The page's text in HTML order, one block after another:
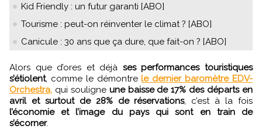
Kid Friendly : un futur garanti [ABO]
Tourisme : peut-on réinventer le climat ? [ABO]
Canicule : 30 ans que ça dure, que fait-on ? [ABO]
Alors que d’ores et déjà ses performances touristiques
s’étiolent, comme le démontrele dernier baromètre EDV-
Orchestra, qui souligne une baisse de 17% des départs en
avril et surtout de 28% de réservations, c’est à la fois
l’économie et l’image du pays qui sont en train de
s’écorner.